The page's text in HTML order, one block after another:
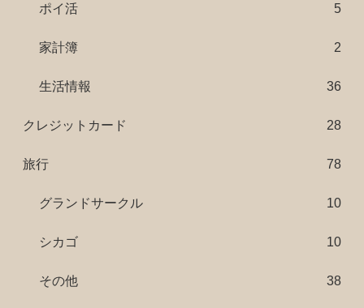
ポイ活 5
家計簿 2
生活情報 36
クレジットカード 28
旅行 78
グランドサークル 10
シカゴ 10
その他 38